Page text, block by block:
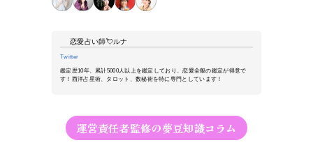
恋愛占い師💘ルナ
Twitter
鑑定歴10年、累計5000人以上を鑑定しており、恋愛全般の鑑定が得意で
す！西洋占星術、タロット、数秘術を特に専門としています！
運営責任者監修の夢豆知識コラム